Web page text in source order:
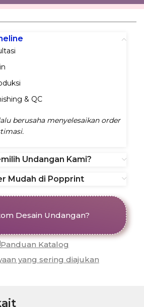
& QC
berusaha menyelesaikan order
Undangan Kami?
Mudah di Popprint
Desain Undangan?
Panduan Katalog
yang sering diajukan